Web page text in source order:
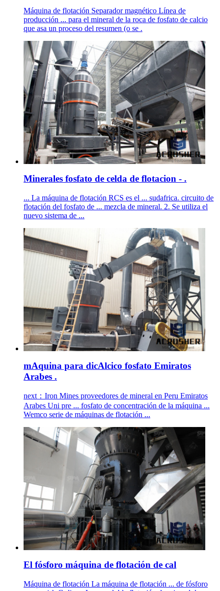
Máquina de flotación Separador magnético Línea de
producción ... para el mineral de la roca de fosfato de calcio
que asa un proceso del resumen (o se .
Minerales fosfato de celda de flotacion - .
... La máquina de flotación RCS es el ... sudafrica. circuito de
flotación del fosfato de ... mezcla de mineral. 2. Se utiliza el
nuevo sistema de ...
mAquina para dicAlcico fosfato Emiratos
Arabes .
next：Iron Mines proveedores de mineral en Peru Emiratos
Arabes Uni pre ... fosfato de concentración de la máquina ...
Wemco serie de máquinas de flotación ...
El fósforo máquina de flotación de cal
Máquina de flotación La máquina de flotación ... de fósforo